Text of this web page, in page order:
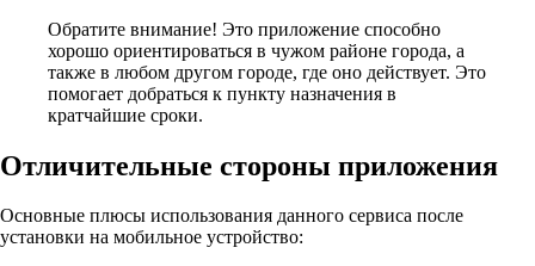
Обратите внимание! Это приложение способно
хорошо ориентироваться в чужом районе города, а
также в любом другом городе, где оно действует. Это
помогает добраться к пункту назначения в
кратчайшие сроки.
Отличительные стороны приложения
Основные плюсы использования данного сервиса после
установки на мобильное устройство: